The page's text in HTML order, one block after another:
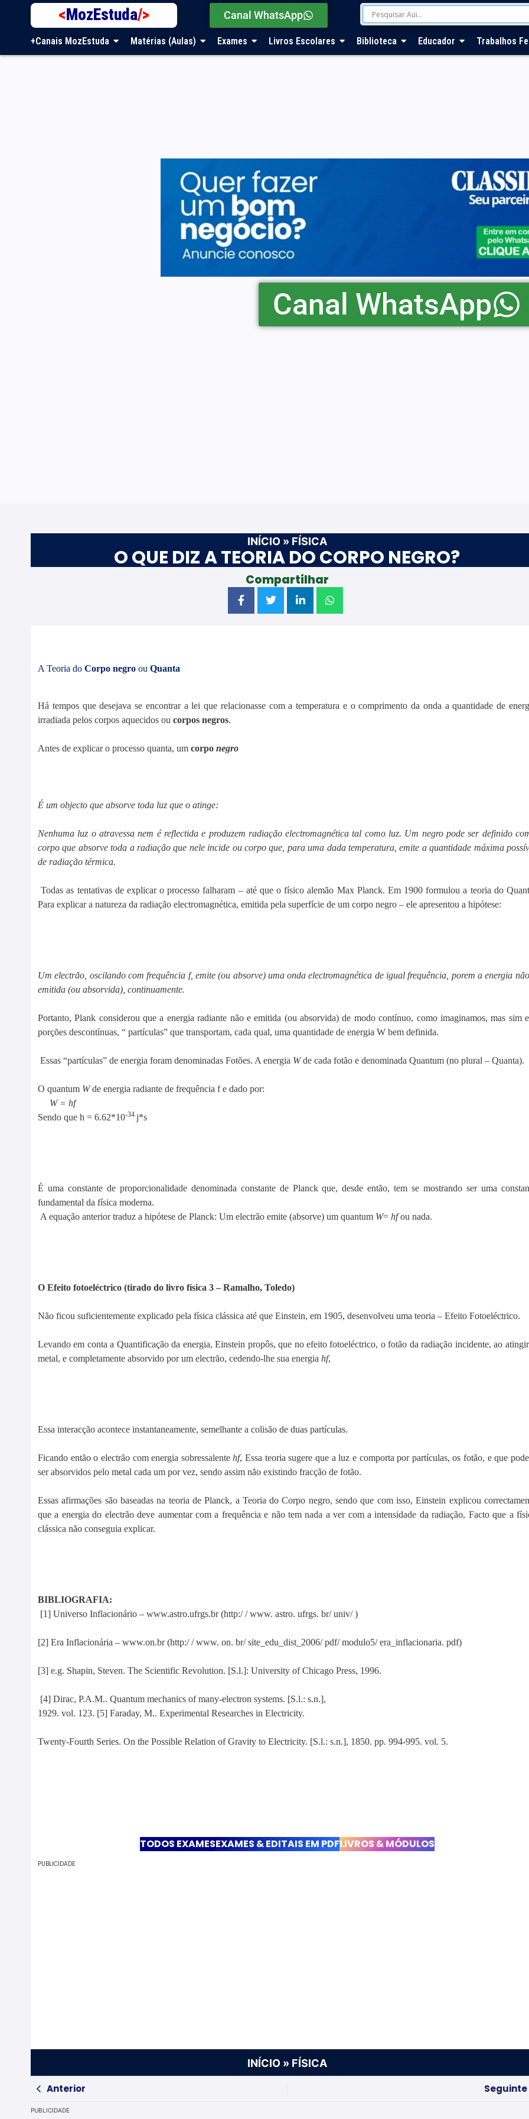
<MozEstuda/> Canal WhatsApp
+Canais MozEstuda Matérias (Aulas) Exames Livros Escolares Biblioteca Educador Trabalhos
Canal WhatsApp
INÍCIO» FÍSICA
O QUE DIZ A TEORIA DO CORPO NEGRO?
Compartilhar
A Teoria do Corpo negro ou Quanta
Há tempos que desejava se encontrar a lei que relacionasse com a temperatura e o comprimento da onda a quantidade de
irradiada pelos corpos aquecidos ou corpos negros.
Antes de explicar o processo quanta, um corpo negro
É um objecto que absorve toda luz que o atinge:
Nenhuma luz o atravessa nem é reflectida e produzem radiação electromagnética tal como luz. Um negro pode ser definido
corpo que absorve toda a radiação que nele incide ou corpo que, para uma dada temperatura, emite a quantidade máxima
de radiação térmica.
Todas as tentativas de explicar o processo falharam – até que o físico alemão Max Planck. Em 1900 formulou a teoria do
Para explicar a natureza da radiação electromagnética, emitida pela superfície de um corpo negro – ele apresentou a hipótese:
Um electrão, oscilando com frequência f, emite (ou absorve) uma onda electromagnética de igual frequência, porem a energia
emitida (ou absorvida), continuamente.
Portanto, Plank considerou que a energia radiante não e emitida (ou absorvida) de modo contínuo, como imaginamos, mas sim
porções descontínuas, “ partículas” que transportam, cada qual, uma quantidade de energia W bem definida.
Essas “partículas” de energia foram denominadas Fotões. A energia Wde cada fotão e denominada Quantum (no plural – Quanta).
O quantum Wde energia radiante de frequência f e dado por:
W = hf
Sendo que h = 6.62*10-34 j*s
É uma constante de proporcionalidade denominada constante de Planck que, desde então, tem se mostrando ser uma
fundamental da física moderna.
A equação anterior traduz a hipótese de Planck: Um electrão emite (absorve) um quantum W= hfou nada.
O Efeito fotoeléctrico (tirado do livro física 3 – Ramalho, Toledo)
Não ficou suficientemente explicado pela física clássica até que Einstein, em 1905, desenvolveu uma teoria – Efeito Fotoeléctrico.
Levando em conta a Quantificação da energia, Einstein propôs, que no efeito fotoeléctrico, o fotão da radiação incidente, ao
metal, e completamente absorvido por um electrão, cedendo-lhe sua energia hf,
Essa interacção acontece instantaneamente, semelhante a colisão de duas partículas.
Ficando então o electrão com energia sobressalentehf, Essa teoria sugere que a luz e comporta por partículas, os fotão, e que
ser absorvidos pelo metal cada um por vez, sendo assim não existindo fracção de fotão.
Essas afirmações são baseadas na teoria de Planck, a Teoria do Corpo negro, sendo que com isso, Einstein explicou
que a energia do electrão deve aumentar com a frequência e não tem nada a ver com a intensidade da radiação, Facto que a
clássica não conseguia explicar.
BIBLIOGRAFIA:
[1] Universo Inflacionário – www.astro.ufrgs.br (http:/ / www. astro. ufrgs. br/ univ/ )
[2] Era Inflacionária – www.on.br (http:/ / www. on. br/ site_edu_dist_2006/ pdf/ modulo5/ era_inflacionaria. pdf)
[3] e.g. Shapin, Steven. The Scientific Revolution. [S.l.]: University of Chicago Press, 1996.
[4] Dirac, P.A.M.. Quantum mechanics of many-electron systems. [S.l.: s.n.],
1929. vol. 123. [5] Faraday, M.. Experimental Researches in Electricity.
Twenty-Fourth Series. On the Possible Relation of Gravity to Electricity. [S.l.: s.n.], 1850. pp. 994-995. vol. 5.
TODOS EXAMESEXAMES & EDITAIS EM PDFLIVROS & MÓDULOS
PUBLICIDADE
INÍCIO» FÍSICA
Anterior Seguinte
PUBLICIDADE